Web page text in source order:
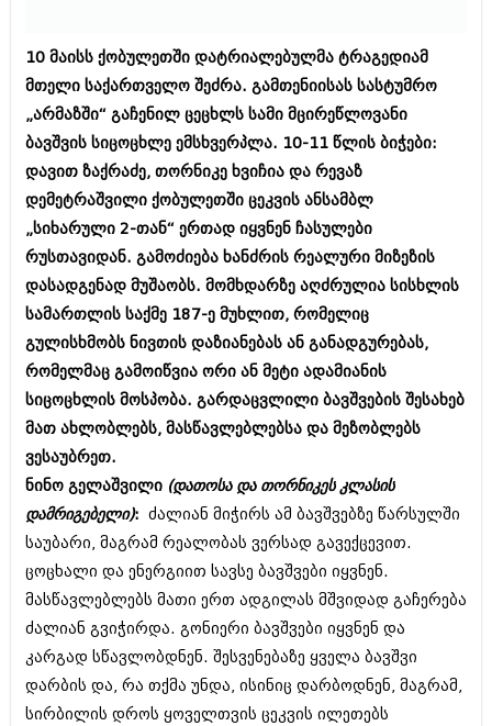
ავტორჩევები
ბელადები
ბიზნესსიახლეები
გვარები
თემიდას სასწორი
იუმორი
კალეიდოსკოპი
ჰოროსკოპი და შეუცნობელი
კრიმინალი
რომანი და დეტექტივი
სახალისო ამბები
შოუბიზნესი
დაიჯესტი
ქალი და მამაკაცი
ისტორია
სხვადასხვა
ანონსი
გვარები
თემიდას სასწორი
იუმორი
კალეიდოსკოპი
ჰოროსკოპი და შეუცნობელი
კრიმინალი
რომანი და დეტექტივი
სახალისო ამბები
შოუბიზნესი
დაიჯესტი
ქალი და მამაკაცი
ისტორია
სხვადასხვა
ანონსი
არქივი
ნოემბერი 2020 (103)
10 მაისს ქობულეთში დატრიალებულმა ტრაგედიამ
მთელი საქართველო შეძრა. გამთენიისას სასტუმრო
„არმაზში“ გაჩენილ ცეცხლს სამი მცირეწლოვანი
ბავშვის სიცოცხლე ემსხვერპლა. 10-11 წლის ბიჭები:
დავით ზაქრაძე, თორნიკე ხვიჩია და რევაზ
დემეტრაშვილი ქობულეთში ცეკვის ანსამბლ
„სიხარული 2-თან“ ერთად იყვნენ ჩასულები
რუსთავიდან. გამოძიება ხანძრის რეალური მიზეზის
დასადგენად მუშაობს. მომხდარზე აღძრულია სისხლის
სამართლის საქმე 187-ე მუხლით, რომელიც
გულისხმობს ნივთის დაზიანებას ან განადგურებას,
რომელმაც გამოიწვია ორი ან მეტი ადამიანის
სიცოცხლის მოსპობა. გარდაცვლილი ბავშვების შესახებ
მათ ახლობლებს, მასწავლებლებსა და მეზობლებს
ვესაუბრეთ.
ნინო გელაშვილი (დათოსა და თორნიკეს კლასის
დამრიგებელი): ძალიან მიჭირს ამ ბავშვებზე წარსულში
საუბარი, მაგრამ რეალობას ვერსად გავექცევით.
ცოცხალი და ენერგიით სავსე ბავშვები იყვნენ.
მასწავლებლებს მათი ერთ ადგილას მშვიდად გაჩერება
ძალიან გვიჭირდა. გონიერი ბავშვები იყვნენ და
კარგად სწავლობდნენ. შესვენებაზე ყველა ბავშვი
დარბის და, რა თქმა უნდა, ისინიც დარბოდნენ, მაგრამ,
სირბილის დროს ყოველთვის ცეკვის ილეთებს